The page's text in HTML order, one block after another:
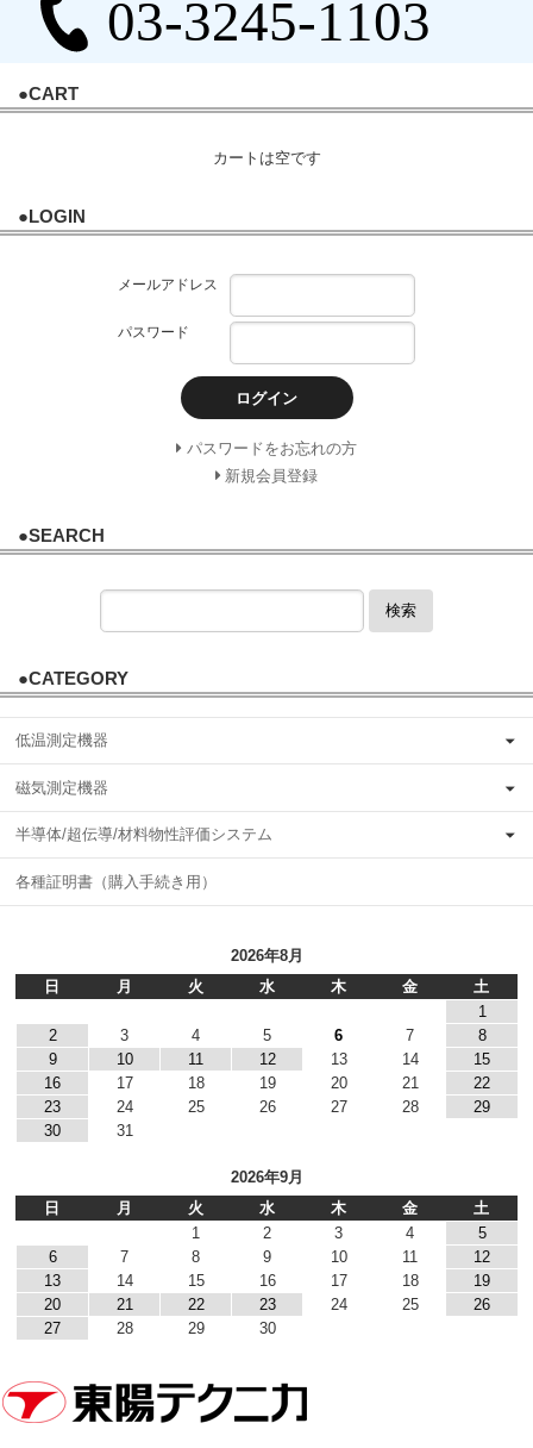
●CART
カートは空です
●LOGIN
メールアドレス
パスワード
ログイン
パスワードをお忘れの方
新規会員登録
●SEARCH
検索
●CATEGORY
低温測定機器
磁気測定機器
半導体/超伝導/材料物性評価システム
各種証明書（購入手続き用）
2026年8月
日
月 火 水 木 金
土
1
2
3 4 5 6 7
8
9
10 11 12 13 14
15
16
17 18 19 20 21
22
23
24 25 26 27 28
29
30
31
2026年9月
日
月 火 水 木 金
土
1
2 3 4
5
6
7 8 9 10 11
12
13
14 15 16 17 18
19
20
21 22 23 24 25
26
27
28 29 30